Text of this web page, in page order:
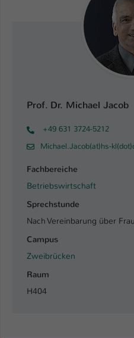
Prof. Dr. Michael Jacob
+49 631 3724-5212
Michael.Jacob(at)hs-
Fachbereiche
Betriebswirtschaft
Sprechstunde
Nach Vereinbarung über
Campus
Zweibrücken
Raum
H404